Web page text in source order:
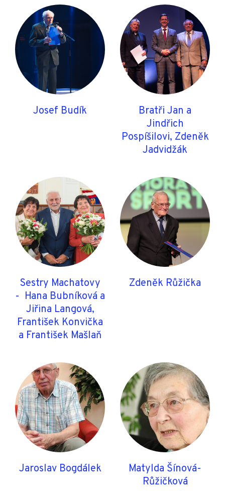
Josef Budík
Bratři Jan a
Jindřich
Pospíšilovi, Zdeněk
Jadvidžák
Sestry Machatovy
- Hana Bubníková a
Jiřina Langová,
František Konvička
a František Mašlaň
Zdeněk Růžička
Jaroslav Bogdálek
Matylda Šínová-
Růžičková